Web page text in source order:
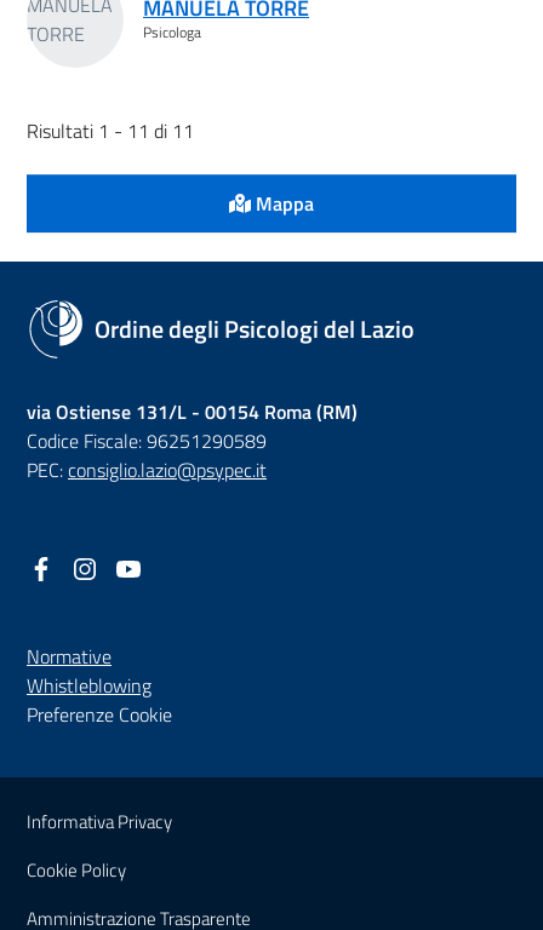
MANUELA TORRE
Psicologa
Risultati 1 - 11 di 11
Mappa
Ordine degli Psicologi del Lazio
via Ostiense 131/L - 00154 Roma (RM)
Codice Fiscale: 96251290589
PEC:consiglio.lazio@psypec.it
Facebook
(nuova scheda - new tab)
Instagram
(nuova scheda - new tab)
Normative
Whistleblowing(nuova scheda - new tab)
Preferenze Cookie
Sezione Link Utili
Informativa Privacy
Cookie Policy
Amministrazione Trasparente